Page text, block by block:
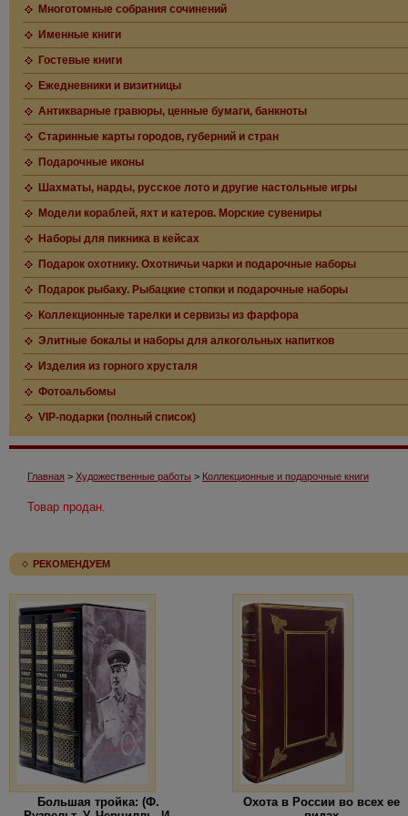
Многотомные собрания сочинений
Именные книги
Гостевые книги
Ежедневники и визитницы
Антикварные гравюры, ценные бумаги, банкноты
Старинные карты городов, губерний и стран
Подарочные иконы
Шахматы, нарды, русское лото и другие настольные игры
Модели кораблей, яхт и катеров. Морские сувениры
Наборы для пикника в кейсах
Подарок охотнику. Охотничьи чарки и подарочные наборы
Подарок рыбаку. Рыбацкие стопки и подарочные наборы
Коллекционные тарелки и сервизы из фарфора
Элитные бокалы и наборы для алкогольных напитков
Изделия из горного хрусталя
Фотоальбомы
VIP-подарки (полный список)
Главная > Художественные работы > Коллекционные и подарочные книги
Товар продан.
РЕКОМЕНДУЕМ
Большая тройка: (Ф.
Охота в России во всех ее